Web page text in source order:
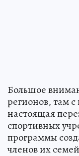
Большое
регионов, там
настоящая
спортивных
программы
членов их